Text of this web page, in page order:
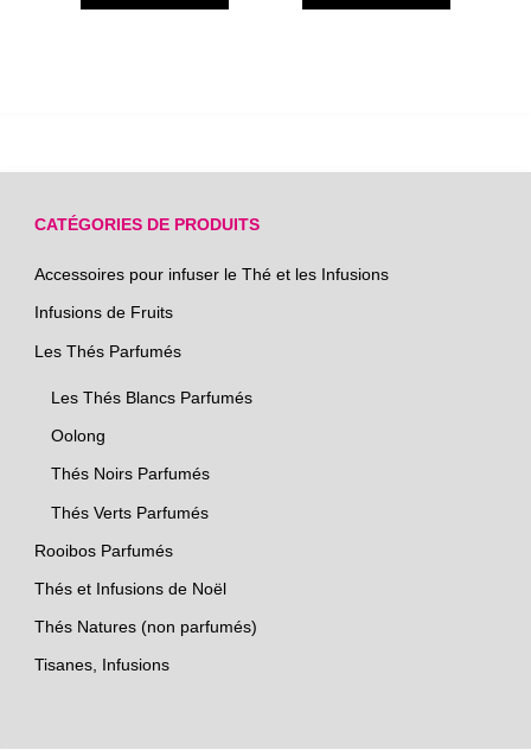
CATÉGORIES DE PRODUITS
Accessoires pour infuser le Thé et les Infusions
Infusions de Fruits
Les Thés Parfumés
Les Thés Blancs Parfumés
Oolong
Thés Noirs Parfumés
Thés Verts Parfumés
Rooibos Parfumés
Thés et Infusions de Noël
Thés Natures (non parfumés)
Tisanes, Infusions